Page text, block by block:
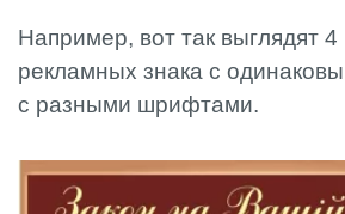
Например, вот так выглядят
рекламных знака с
с разными шрифтами.